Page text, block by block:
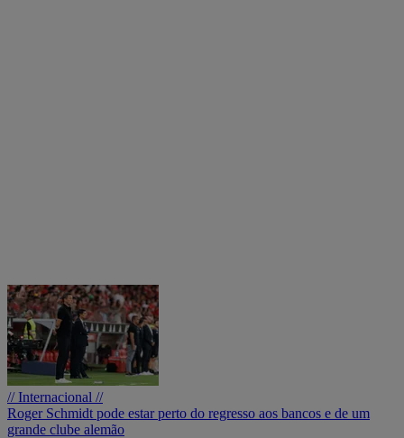
// Internacional //
Roger Schmidt pode estar perto do regresso aos bancos e de um
grande clube alemão